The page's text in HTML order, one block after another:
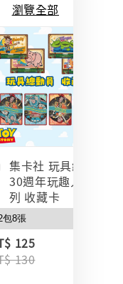
瀏覽全部
集卡社 玩具總動員
30週年玩趣人生系
列 收藏卡
125
130